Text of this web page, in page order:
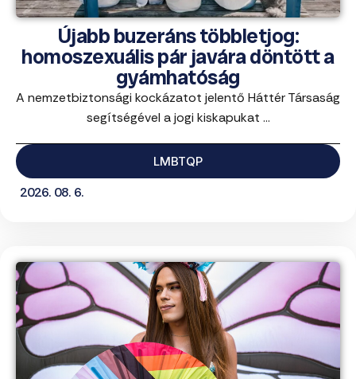
Újabb buzeráns többletjog:
homoszexuális pár javára döntött a
gyámhatóság
A nemzetbiztonsági kockázatot jelentő Háttér Társaság
segítségével a jogi kiskapukat ...
LMBTQP
2026. 08. 6.